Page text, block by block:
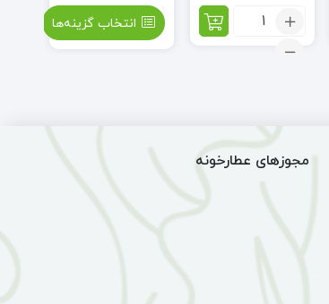
تعداد:
سکنجبین
انگبین)
-
0.5
لیتر
(6
عدد)
انتخاب گزینه‌ها
مجوزهای عطارخونه